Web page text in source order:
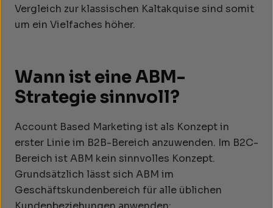
Vergleich zur klassischen Kaltakquise sind somit
um ein Vielfaches höher.
Wann ist eine ABM-
Strategie sinnvoll?
Account Based Marketing ist als Konzept in
erster Linie im B2B-Bereich anzuwenden. Im B2C-
Bereich ist ABM kein sinnvolles Konzept.
Grundsätzlich lässt sich ABM im
Geschäftskundenbereich für alle üblichen